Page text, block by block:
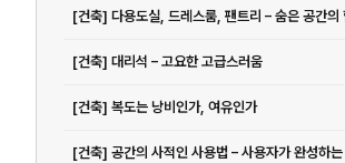
[건축] 다용도실, 드레스룸, 팬트리 – 숨은 공간의
[건축] 대리석 – 고요한 고급스러움
[건축] 복도는 낭비인가, 여유인가
[건축] 공간의 사적인 사용법 – 사용자가 완성하는